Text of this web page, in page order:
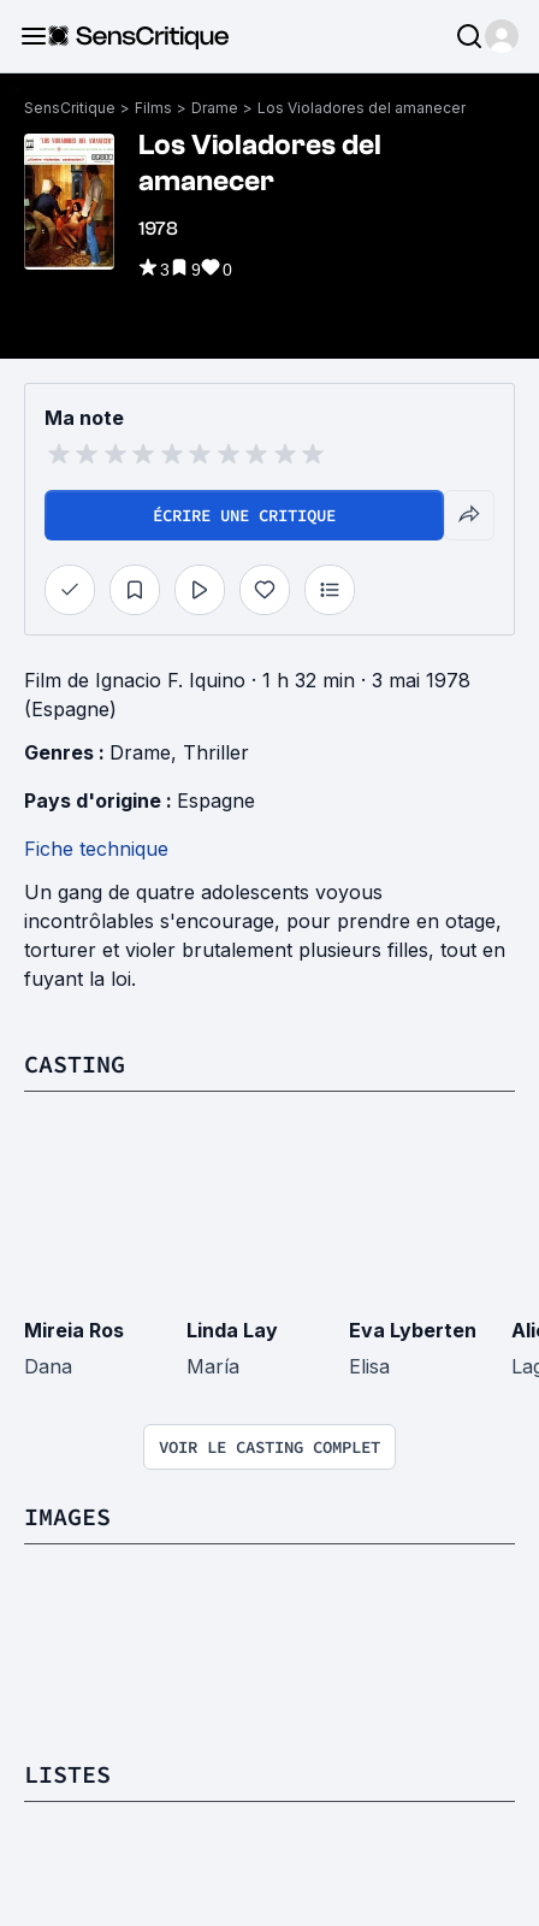
SensCritique > Films > Drame > Los Violadores del amanecer
Los Violadores del
amanecer
1978
3 9 0
Ma note
ÉCRIRE UNE CRITIQUE
Film de Ignacio F. Iquino · 1 h 32 min · 3 mai 1978
(Espagne)
Genres : Drame, Thriller
Pays d'origine : Espagne
Fiche technique
Un gang de quatre adolescents voyous
incontrôlables s'encourage, pour prendre en otage,
torturer et violer brutalement plusieurs filles, tout en
fuyant la loi.
CASTING
Mireia Ros
Dana
Linda Lay
María
Eva Lyberten
Elisa
VOIR LE CASTING COMPLET
IMAGES
LISTES